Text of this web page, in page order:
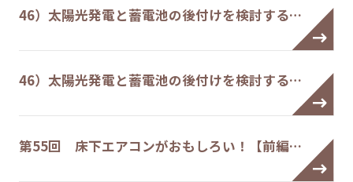
46）太陽光発電と蓄電池の後付けを検討する…
46）太陽光発電と蓄電池の後付けを検討する…
第55回 床下エアコンがおもしろい！【前編…